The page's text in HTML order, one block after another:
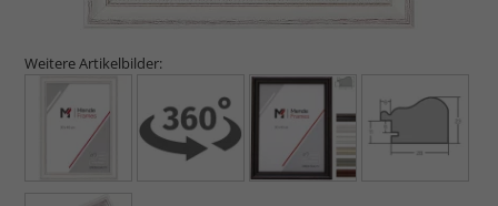
Weitere Artikelbilder: